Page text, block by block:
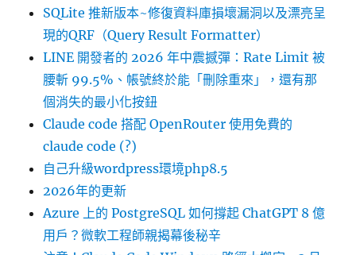
SQLite 推新版本~修復資料庫損壞漏洞以及漂亮呈
現的QRF（Query Result Formatter）
LINE 開發者的 2026 年中震撼彈：Rate Limit 被
腰斬 99.5%、帳號終於能「刪除重來」，還有那
個消失的最小化按鈕
Claude code 搭配 OpenRouter 使用免費的
claude code (?)
自己升級wordpress環境php8.5
2026年的更新
Azure 上的 PostgreSQL 如何撐起 ChatGPT 8 億
用戶？微軟工程師親揭幕後秘辛